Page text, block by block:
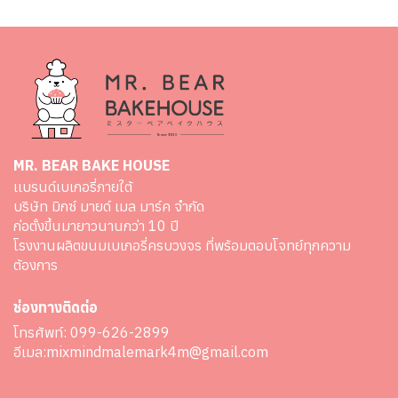
MR. BEAR BAKE HOUSE
เเบรนด์เบเกอรี่ภายใต้
บริษัท มิกซ์ มายด์ เมล มาร์ค จำกัด
ก่อตั้งขึ้นมายาวนานกว่า 10 ปี
โรงงานผลิตขนมเบเกอรี่ครบวงจร ที่พร้อมตอบโจทย์ทุกความ
ต้องการ
ช่องทางติดต่อ
โทรศัพท์: 099-626-2899
อีเมล:mixmindmalemark4m@gmail.com